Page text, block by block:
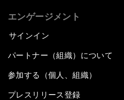
エンゲージメント
サインイン
パートナー（組織）について
参加する（個人、組織）
プレスリリース登録